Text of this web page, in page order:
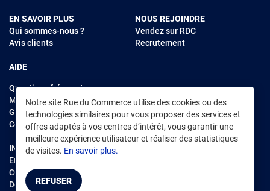
Notre site Rue du Commerce utilise des cookies ou des
technologies similaires pour vous proposer des services et
offres adaptés à vos centres d’intérêt, vous garantir une
meilleure expérience utilisateur et réaliser des statistiques
de visites. En savoir plus.
REFUSER
EN SAVOIR PLUS
Qui sommes-nous ?
Avis clients
AIDE
Questions fréquentes
Modes de règlements
Garantie et retours
Contacter Rue du Commerce
NOUS REJOINDRE
Vendez sur RDC
Recrutement
INFORMATIONS LÉGALES
Environnement
CGV /CGU Marketplace
Données personnelles